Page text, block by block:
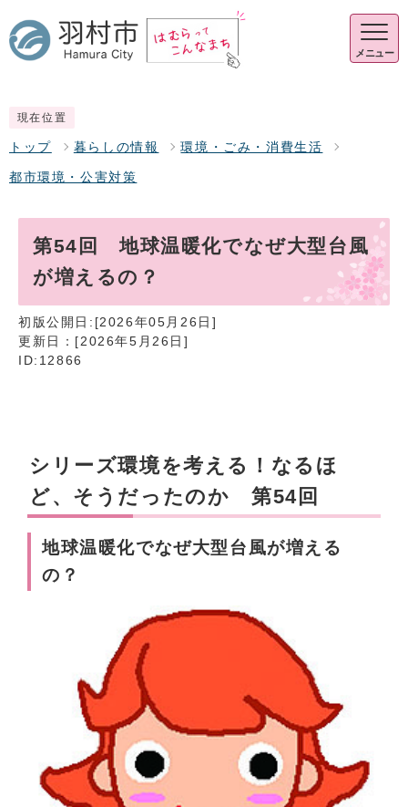
メニュー
現在位置
トップ 暮らしの情報 環境・ごみ・消費生活
都市環境・公害対策
第54回 地球温暖化でなぜ大型台風
が増えるの？
初版公開日:[2026年05月26日]
更新日：[2026年5月26日]
ID:12866
シリーズ環境を考える！なるほ
ど、そうだったのか 第54回
地球温暖化でなぜ大型台風が増える
の？